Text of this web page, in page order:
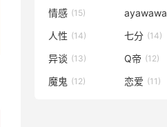
情感 (15) ayawawa
人性 (14) 七分 (14)
异谈 (13) Q帝 (12)
魔鬼 (12) 恋爱 (11)